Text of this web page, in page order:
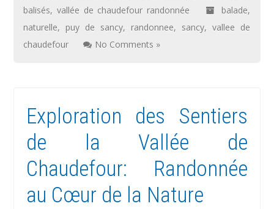
balisés,vallée de chaudefour randonnée balade,
naturelle, puy de sancy, randonnee, sancy,vallee de
chaudefour
No Comments »
Exploration des Sentiers
de la Vallée de
Chaudefour: Randonnée
au Cœur de la Nature